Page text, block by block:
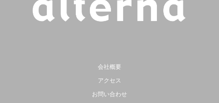
会社概要
アクセス
お問い合わせ